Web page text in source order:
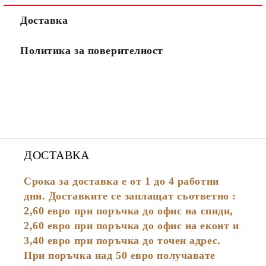
Доставка
Политика за поверителност
ДОСТАВКА
Срока за доставка е от 1 до 4 работни
дни. Доставките се заплащат съответно :
2,60 евро при поръчка до офис на спиди,
2,60 евро при поръчка до офис на еконт и
3,40 евро при поръчка до точен адрес.
При поръчка над 50 евро получавате